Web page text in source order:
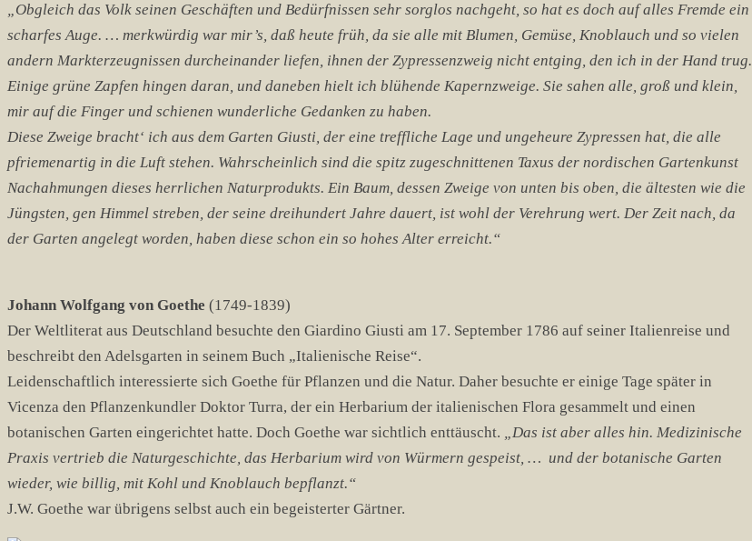
„Obgleich das Volk seinen Geschäften und Bedürfnissen sehr sorglos nachgeht, so hat es doch auf alles Fremde ein
scharfes Auge. … merkwürdig war mir’s, daß heute früh, da sie alle mit Blumen, Gemüse, Knoblauch und so vielen
andern Markterzeugnissen durcheinander liefen, ihnen der Zypressenzweig nicht entging, den ich in der Hand trug.
Einige grüne Zapfen hingen daran, und daneben hielt ich blühende Kapernzweige. Sie sahen alle, groß und klein,
mir auf die Finger und schienen wunderliche Gedanken zu haben.
Diese Zweige bracht‘ ich aus dem Garten Giusti, der eine treffliche Lage und ungeheure Zypressen hat, die alle
pfriemenartig in die Luft stehen. Wahrscheinlich sind die spitz zugeschnittenen Taxus der nordischen Gartenkunst
Nachahmungen dieses herrlichen Naturprodukts. Ein Baum, dessen Zweige von unten bis oben, die ältesten wie die
Jüngsten, gen Himmel streben, der seine dreihundert Jahre dauert, ist wohl der Verehrung wert. Der Zeit nach, da
der Garten angelegt worden, haben diese schon ein so hohes Alter erreicht.“
Johann Wolfgang von Goethe (1749-1839)
Der Weltliterat aus Deutschland besuchte den Giardino Giusti am 17. September 1786 auf seiner Italienreise und
beschreibt den Adelsgarten in seinem Buch „Italienische Reise“.
Leidenschaftlich interessierte sich Goethe für Pflanzen und die Natur. Daher besuchte er einige Tage später in
Vicenza den Pflanzenkundler Doktor Turra, der ein Herbarium der italienischen Flora gesammelt und einen
botanischen Garten eingerichtet hatte. Doch Goethe war sichtlich enttäuscht. „Das ist aber alles hin. Medizinische
Praxis vertrieb die Naturgeschichte, das Herbarium wird von Würmern gespeist, … und der botanische Garten
wieder, wie billig, mit Kohl und Knoblauch bepflanzt.“
J.W. Goethe war übrigens selbst auch ein begeisterter Gärtner.